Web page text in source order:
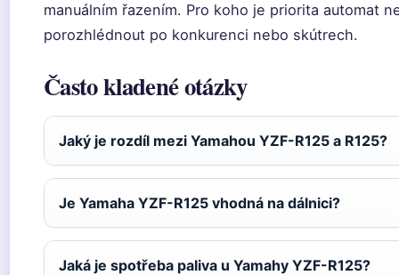
manuálním řazením. Pro koho je priorita automat
porozhlédnout po konkurenci nebo skútrech.
Často kladené otázky
Jaký je rozdíl mezi Yamahou YZF-R125 a R125?
Je Yamaha YZF-R125 vhodná na dálnici?
Jaká je spotřeba paliva u Yamahy YZF-R125?